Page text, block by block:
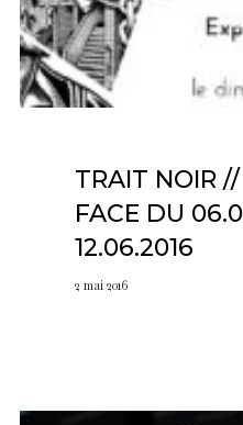
TRAIT NOIR
FACE DU
12.06.2016
2 mai 2016